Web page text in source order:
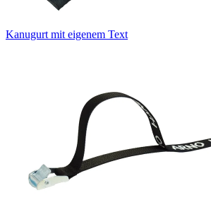
Kanugurt mit eigenem Text